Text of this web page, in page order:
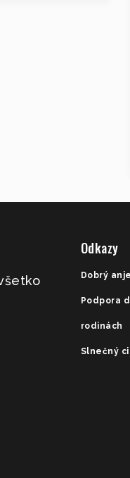
Odkazy
Dobrý
Podpora
rodinách
Slnečný